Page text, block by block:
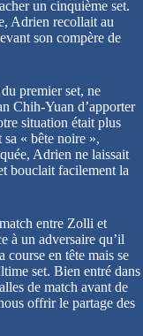
un cinquième set.
Adrien recollait au
son compère de
premier set, ne
Chih-Yuan d’apporter
situation était plus
« bête noire »,
Adrien ne laissait
bouclait facilement la
entre Zolli et
à un adversaire qu’il
course en tête mais se
set. Bien entré dans
de match avant de
offrir le partage des